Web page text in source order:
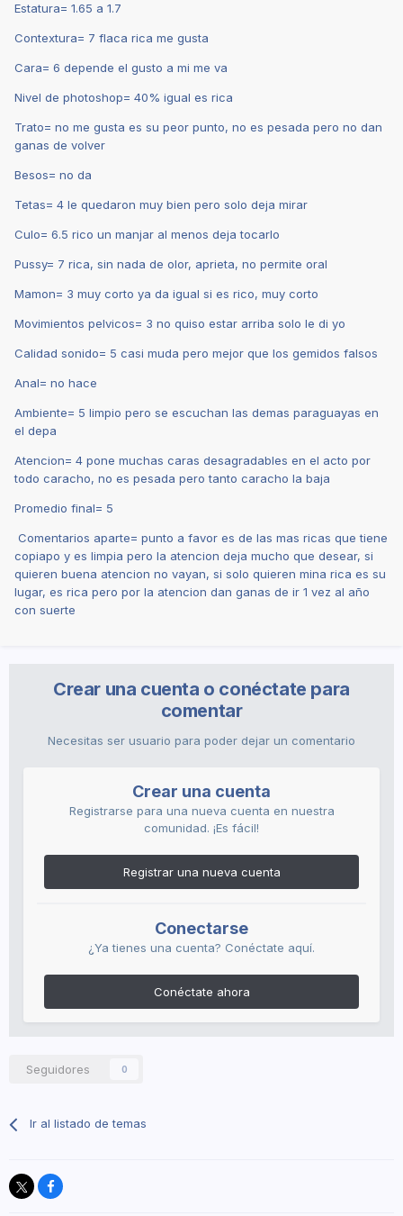
Estatura= 1.65 a 1.7
Contextura= 7 flaca rica me gusta
Cara= 6 depende el gusto a mi me va
Nivel de photoshop= 40% igual es rica
Trato= no me gusta es su peor punto, no es pesada pero no dan
ganas de volver
Besos= no da
Tetas= 4 le quedaron muy bien pero solo deja mirar
Culo= 6.5 rico un manjar al menos deja tocarlo
Pussy= 7 rica, sin nada de olor, aprieta, no permite oral
Mamon= 3 muy corto ya da igual si es rico, muy corto
Movimientos pelvicos= 3 no quiso estar arriba solo le di yo
Calidad sonido= 5 casi muda pero mejor que los gemidos falsos
Anal= no hace
Ambiente= 5 limpio pero se escuchan las demas paraguayas en
el depa
Atencion= 4 pone muchas caras desagradables en el acto por
todo caracho, no es pesada pero tanto caracho la baja
Promedio final= 5
Comentarios aparte= punto a favor es de las mas ricas que tiene
copiapo y es limpia pero la atencion deja mucho que desear, si
quieren buena atencion no vayan, si solo quieren mina rica es su
lugar, es rica pero por la atencion dan ganas de ir 1 vez al año
con suerte
Crear una cuenta o conéctate para
comentar
Necesitas ser usuario para poder dejar un comentario
Crear una cuenta
Registrarse para una nueva cuenta en nuestra
comunidad. ¡Es fácil!
Registrar una nueva cuenta
Conectarse
¿Ya tienes una cuenta? Conéctate aquí.
Conéctate ahora
Seguidores 0
Ir al listado de temas